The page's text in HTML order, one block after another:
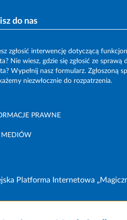
do nas
zgłosić interwencję dotyczącą
Nie wiesz, gdzie się zgłosić ze sprawą
Wypełnij nasz formularz. Zgłoszoną
niezwłocznie do rozpatrzenia.
PRAWNE
MEDIÓW
Platforma Internetowa